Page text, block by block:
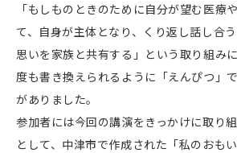
「もしものときのために自分が望む医療
て、自身が主体となり、くり返し話し合
思いを家族と共有する」という取り組み
度も書き換えられるように「えんぴつ」
がありました。
参加者には今回の講演をきっかけに取り
として、中津市で作成された「私のおも